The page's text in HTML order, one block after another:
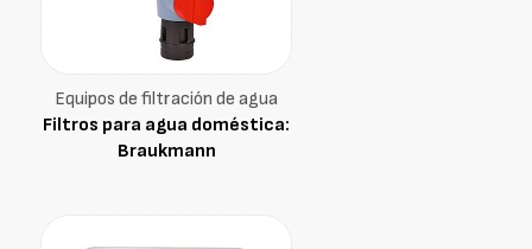
Equipos de filtración de agua
Filtros para agua doméstica:
Braukmann